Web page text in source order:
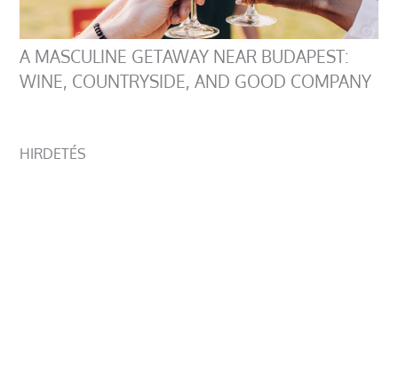
A MASCULINE GETAWAY NEAR BUDAPEST:
WINE, COUNTRYSIDE, AND GOOD COMPANY
HIRDETÉS